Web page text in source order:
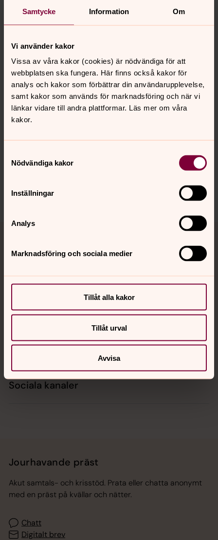
Samtycke Information Om
Vi använder kakor
Vissa av våra kakor (cookies) är nödvändiga för att
webbplatsen ska fungera. Här finns också kakor för
analys och kakor som förbättrar din användarupplevelse,
samt kakor som används för marknadsföring och när vi
länkar vidare till andra plattformar. Läs mer om våra
kakor.
Nödvändiga kakor
Inställningar
Analys
Marknadsföring och sociala medier
Tillåt alla kakor
Tillåt urval
Avvisa
Du kan också ringa Maria på 416 951 0870
ärsolveig.lalla@svenskakyrkan.seeller håll utkik i vårt
Nyhetsbrev
Senast ändrad 7 juli 2026
toronto@svenskakyrkan.se
Tillbaka till toppen
Tillbaka till innehållet
Kontakt
Kalender
Hitta snabbt
Sociala kanaler
Jourhavande präst
Akut samtals- och krisstöd. Prata eller chatta anonymt
med en präst på kvällar och nätter.
Chatt
Digitalt brev